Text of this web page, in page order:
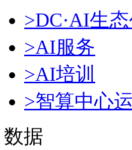
>DC·AI生
>AI服务
>AI培训
>智算中心
数据